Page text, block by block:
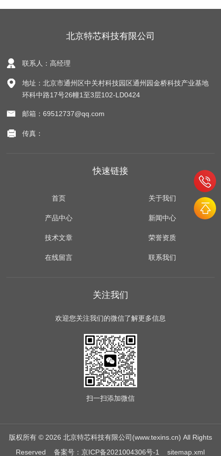
北京特芯科技有限公司
联系人：高经理
地址：北京市通州区中关村科技园区通州园金桥科技产业基地
环科中路17号26幢1至3层102-LD0424
邮箱：69512737@qq.com
传真：
快速链接
首页 关于我们
产品中心 新闻中心
技术文章 荣誉资质
在线留言 联系我们
关注我们
欢迎您关注我们的微信了解更多信息
扫一扫添加微信
版权所有 © 2026 北京特芯科技有限公司(www.texins.cn) All Rights
Reserved备案号：京ICP备2021004306号-1 sitemap.xml